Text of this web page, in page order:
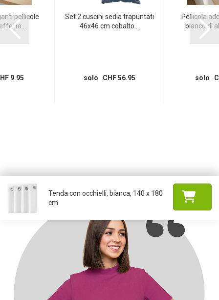
pellicole
9.95
Set 2 cuscini sedia trapuntati
46x46 cm cobalto...
solo CHF 56.95
Pellicola
bianco di
solo
Tenda con occhielli, bianca, 140 x 180
cm